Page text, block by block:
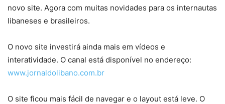
novo site. Agora com muitas novidades para os internautas
libaneses e brasileiros.
O novo site investirá ainda mais em vídeos e
interatividade. O canal está disponível no endereço:
www.jornaldolibano.com.br
O site ficou mais fácil de navegar e o layout está leve. O